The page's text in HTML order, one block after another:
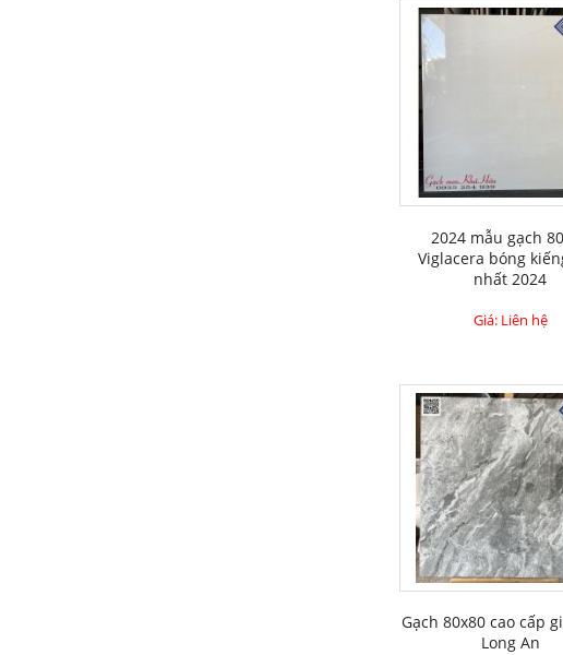
2024 mẫu gạch
Viglacera bóng
nhất 2024
Giá: Liên hệ
Gạch 80x80 cao cấp
Long An